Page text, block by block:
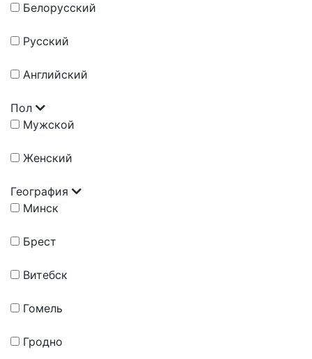
Белорусский
Русский
Английский
Пол
Мужской
Женский
География
Минск
Брест
Витебск
Гомель
Гродно